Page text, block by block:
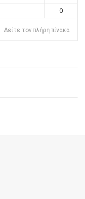
0
Δείτε τον πλήρη πίνακα